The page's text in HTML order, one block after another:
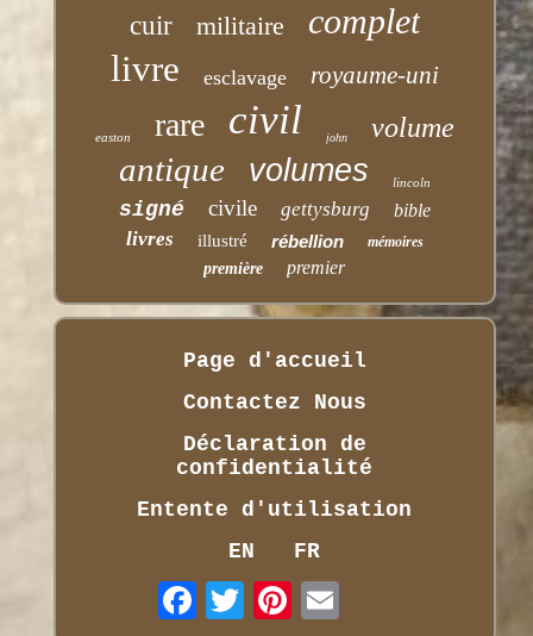
cuir militaire complet
livre esclavage royaume-uni
easton rare civil john volume
antique volumes lincoln
signé civile gettysburg bible
livres illustré rébellion mémoires
première premier
Page d'accueil
Contactez Nous
Déclaration de
confidentialité
Entente d'utilisation
EN
FR